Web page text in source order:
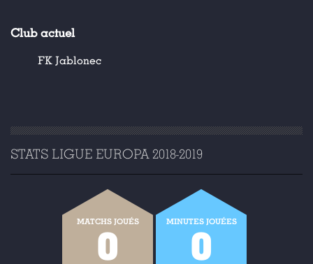
Club actuel
FK Jablonec
STATS LIGUE EUROPA 2018-2019
MATCHS JOUÉS
0
MINUTES JOUÉES
0